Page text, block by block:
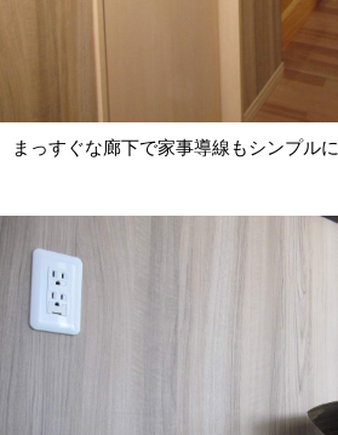
まっすぐな廊下で家事導線もシンプルに